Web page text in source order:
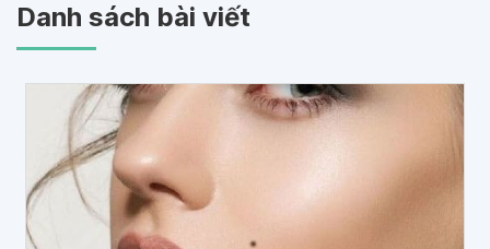
Danh sách bài viết